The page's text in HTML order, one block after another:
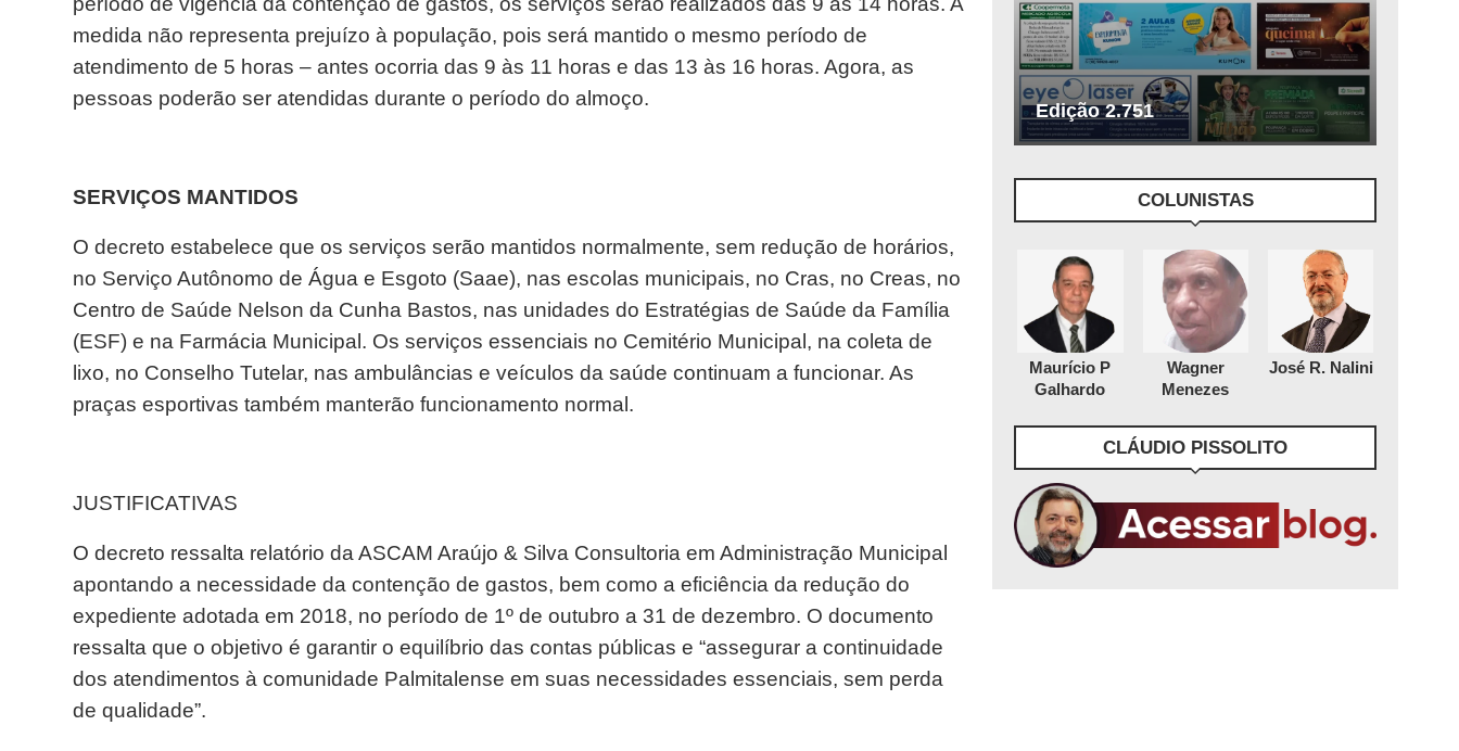
medida não representa prejuízo à população, pois será mantido o mesmo período de
atendimento de 5 horas – antes ocorria das 9 às 11 horas e das 13 às 16 horas. Agora, as
pessoas poderão ser atendidas durante o período do almoço.
SERVIÇOS MANTIDOS
O decreto estabelece que os serviços serão mantidos normalmente, sem redução de horários,
no Serviço Autônomo de Água e Esgoto (Saae), nas escolas municipais, no Cras, no Creas, no
Centro de Saúde Nelson da Cunha Bastos, nas unidades do Estratégias de Saúde da Família
(ESF) e na Farmácia Municipal. Os serviços essenciais no Cemitério Municipal, na coleta de
lixo, no Conselho Tutelar, nas ambulâncias e veículos da saúde continuam a funcionar. As
praças esportivas também manterão funcionamento normal.
JUSTIFICATIVAS
O decreto ressalta relatório da ASCAM Araújo & Silva Consultoria em Administração Municipal
apontando a necessidade da contenção de gastos, bem como a eficiência da redução do
expediente adotada em 2018, no período de 1º de outubro a 31 de dezembro. O documento
ressalta que o objetivo é garantir o equilíbrio das contas públicas e “assegurar a continuidade
dos atendimentos à comunidade Palmitalense em suas necessidades essenciais, sem perda
de qualidade”.
Edição 2.751
COLUNISTAS
Maurício P
Galhardo
Wagner
Menezes
José R. Nalini
CLÁUDIO PISSOLITO